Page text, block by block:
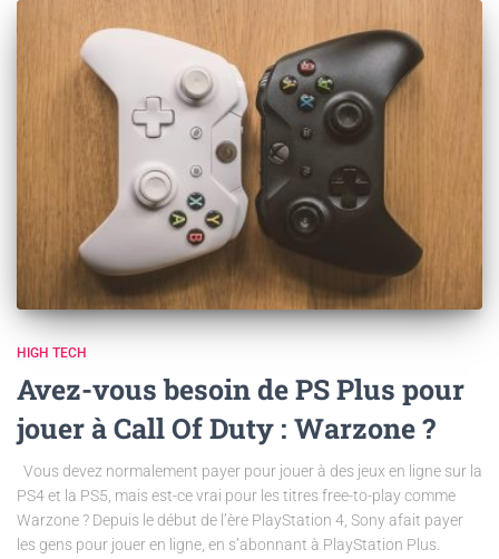
HIGH TECH
Avez-vous besoin de PS Plus pour
jouer à Call Of Duty : Warzone ?
Vous devez normalement payer pour jouer à des jeux en ligne sur la
PS4 et la PS5, mais est-ce vrai pour les titres free-to-play comme
Warzone ? Depuis le début de l’ère PlayStation 4, Sony afait payer
les gens pour jouer en ligne, en s’abonnant à PlayStation Plus.